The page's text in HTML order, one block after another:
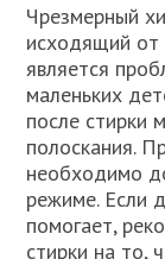
Чрезмерный
исходящий от
является
маленьких
после стирки
полоскания.
необходимо
режиме. Если
помогает,
стирки на то,